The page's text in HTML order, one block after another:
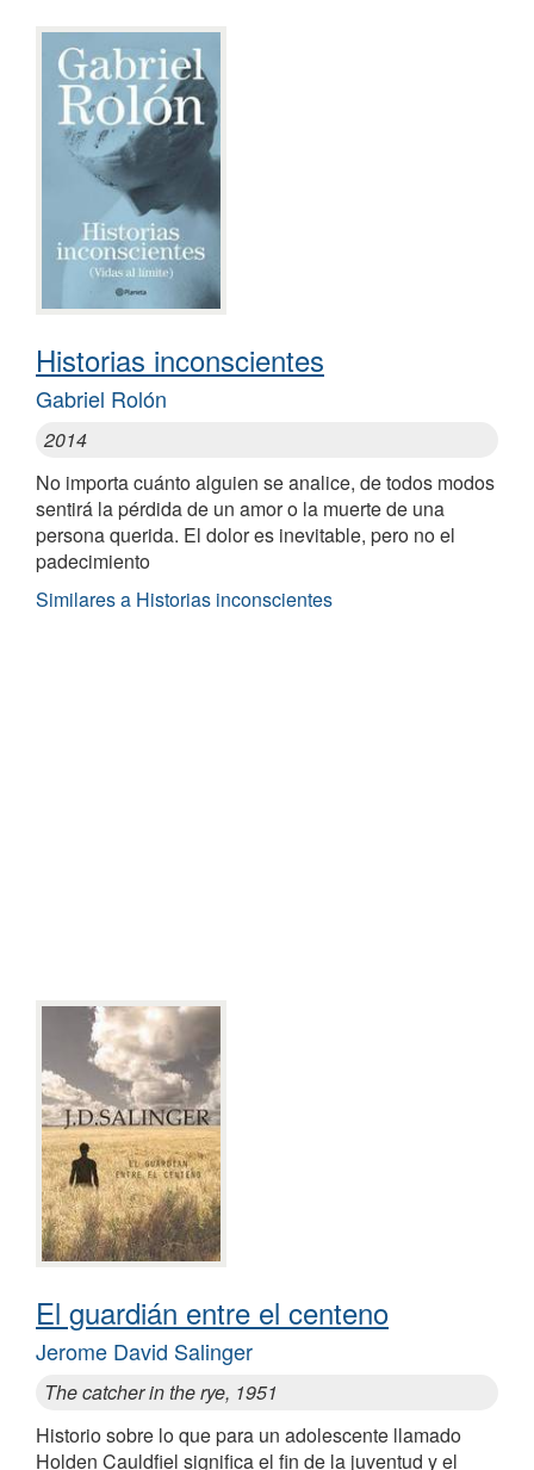
Historias inconscientes
Gabriel Rolón
2014
No importa cuánto alguien se analice, de todos modos
sentirá la pérdida de un amor o la muerte de una
persona querida. El dolor es inevitable, pero no el
padecimiento
Similares a Historias inconscientes
El guardián entre el centeno
Jerome David Salinger
The catcher in the rye, 1951
Historio sobre lo que para un adolescente llamado
Holden Cauldfiel significa el fin de la juventud y el